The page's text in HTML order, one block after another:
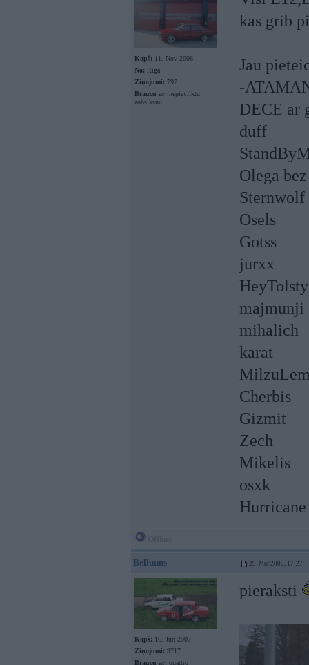
Kopš: 11. Nov 2006
No: Rīga
Ziņojumi: 797
Braucu ar: nepievilktu
zobsiksnu
kas grib
Jau
-
DECE ar
duff
Olega
Sternwolf
Osels
Gotss
jurxx
HeyTolsty
majmunji
mihalich
karat
Cherbis
Gizmit
Zech
Mikelis
osxk
Hurricane
Belluuns 29. Mar 2009, 17:27
Kopš: 16. Jun 2007
Ziņojumi: 9717
Braucu ar: quattro
pieraksti